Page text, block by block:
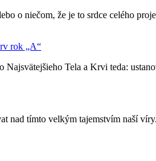
o niečom, že je to srdce celého
rok „A“
Najsvätejšieho Tela a Krvi teda:
nad tímto velkým tajemstvím naší